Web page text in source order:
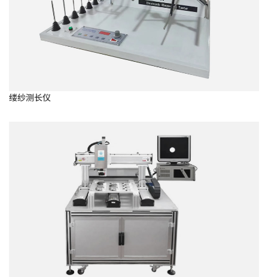
缕纱测长仪